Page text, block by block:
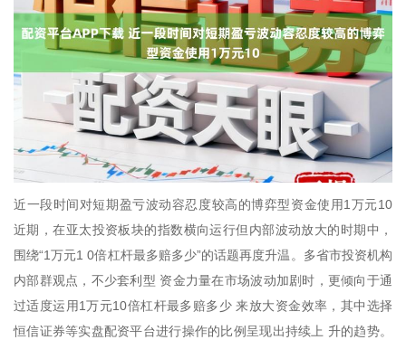
近一段时间对短期盈亏波动容忍度较高的博弈型资金使用1万元10
近期，在亚太投资板块的指数横向运行但内部波动放大的时期中，
围绕“1万元1 0倍杠杆最多赔多少”的话题再度升温。多省市投资机构
内部群观点，不少套利型 资金力量在市场波动加剧时，更倾向于通
过适度运用1万元10倍杠杆最多赔多少 来放大资金效率，其中选择
恒信证券等实盘配资平台进行操作的比例呈现出持续上 升的趋势。